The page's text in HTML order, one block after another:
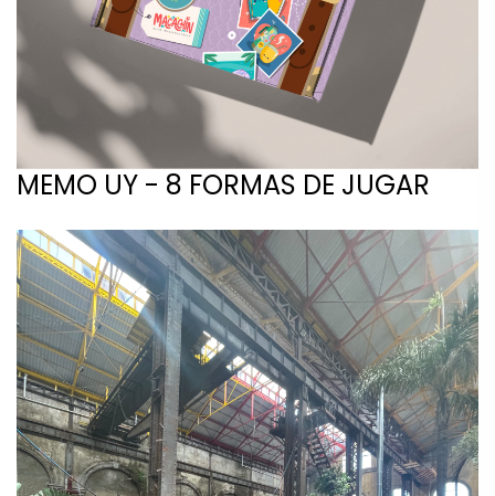
MEMO UY - 8 FORMAS DE JUGAR